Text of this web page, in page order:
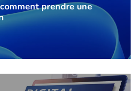
prendre une